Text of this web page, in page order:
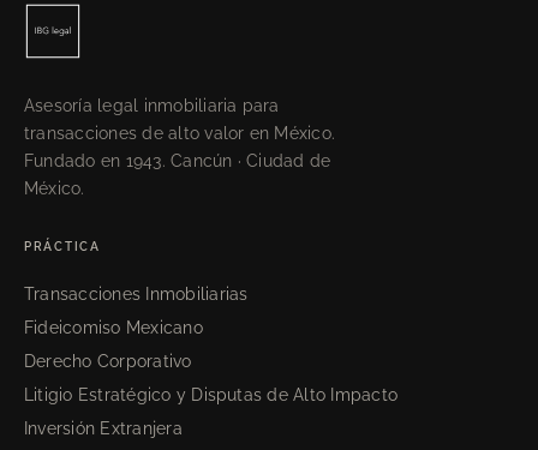
Asesoría legal inmobiliaria para
transacciones de alto valor en México.
Fundado en 1943. Cancún · Ciudad de
México.
PRÁCTICA
Transacciones Inmobiliarias
Fideicomiso Mexicano
Derecho Corporativo
Litigio Estratégico y Disputas de Alto Impacto
Inversión Extranjera